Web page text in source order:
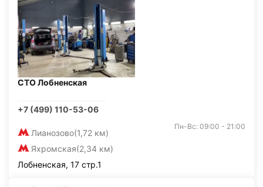
СТО Лобненская
+7 (499) 110-53-06
Лианозово(1,72 км)
Яхромская(2,34 км)
Пн-Вс: 09:00 - 21:00
Лобненская, 17 стр.1